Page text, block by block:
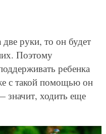
две руки, то он будет
Поэтому
ребенка
с такой помощью он
значит, ходить еще